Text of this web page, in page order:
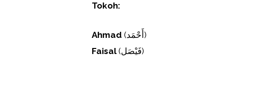
Tokoh:
Ahmad
(أَحْمَد)
Faisal
(فَيْصَل)